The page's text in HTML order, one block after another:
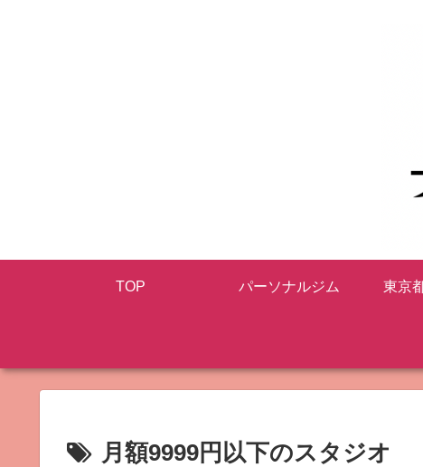
TOP パーソナルジム 東京
月額9999円以下のスタジオ